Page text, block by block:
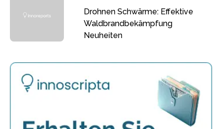
Drohnen Schwärme: Effektive
Waldbrandbekämpfung
Neuheiten